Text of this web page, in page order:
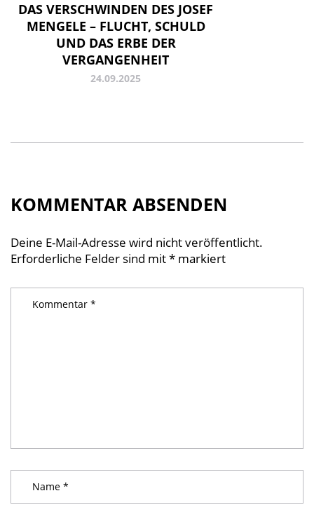
DAS VERSCHWINDEN DES JOSEF
MENGELE – FLUCHT, SCHULD
UND DAS ERBE DER
VERGANGENHEIT
24.09.2025
KOMMENTAR ABSENDEN
Deine E-Mail-Adresse wird nicht veröffentlicht.
Erforderliche Felder sind mit* markiert